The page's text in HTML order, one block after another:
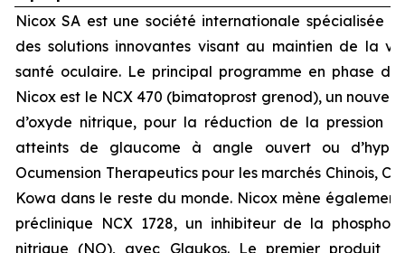
Nicox SA est une société internationale spécialisée
des solutions innovantes visant au maintien de la
santé oculaire. Le principal programme en phase
Nicox est le NCX 470 (bimatoprost grenod), un
d’oxyde nitrique, pour la réduction de la pression
atteints de glaucome à angle ouvert ou
Ocumension Therapeutics pour les marchés Chinois,
Kowa dans le reste du monde. Nicox mène
préclinique NCX 1728, un inhibiteur de la
nitrique (NO), avec Glaukos. Le premier produit